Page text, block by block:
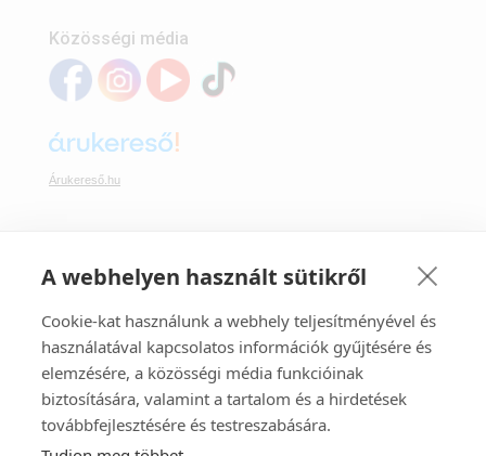
A webhelyen használt sütikről
Cookie-kat használunk a webhely teljesítményével és
használatával kapcsolatos információk gyűjtésére és
elemzésére, a közösségi média funkcióinak
biztosítására, valamint a tartalom és a hirdetések
továbbfejlesztésére és testreszabására.
Közösségi média
Árukereső.hu
Webáruházunkban bankkártyával is fizethet: